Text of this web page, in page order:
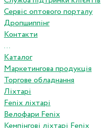
Сервіс оптового порталу
Дропшиппінг
Контакти
...
Каталог
Маркетингова продукція
Торгове обладнання
Ліхтарі
Fenix ліхтарі
Велофари Fenix